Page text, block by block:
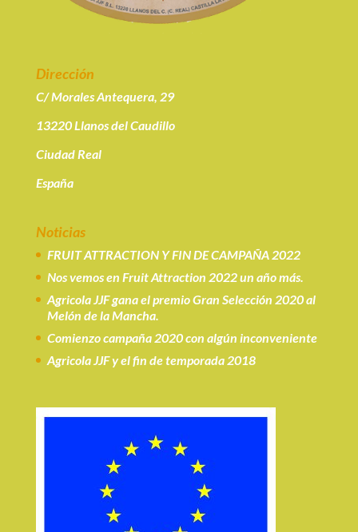
Dirección
C/ Morales Antequera, 29
13220 Llanos del Caudillo
Ciudad Real
España
Noticias
FRUIT ATTRACTION Y FIN DE CAMPAÑA 2022
Nos vemos en Fruit Attraction 2022 un año más.
Agricola JJF gana el premio Gran Selección 2020 al
Melón de la Mancha.
Comienzo campaña 2020 con algún inconveniente
Agricola JJF y el fin de temporada 2018